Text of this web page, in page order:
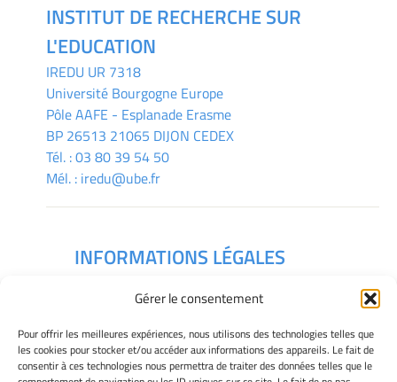
Gérer le consentement
Pour offrir les meilleures expériences, nous utilisons des technologies telles que
les cookies pour stocker et/ou accéder aux informations des appareils. Le fait de
consentir à ces technologies nous permettra de traiter des données telles que le
INSTITUT DE RECHERCHE SUR
L'EDUCATION
IREDU UR 7318
Université Bourgogne Europe
Pôle AAFE - Esplanade Erasme
BP 26513 21065 DIJON CEDEX
Tél. :03 80 39 54 50
Mél. : iredu@ube.fr
INFORMATIONS LÉGALES
Gérer mes cookies
Déclaration de confidentialité
Politique des cookies
Avertissement